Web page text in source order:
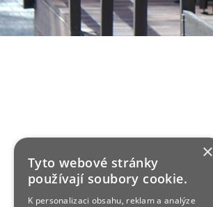
×
Tyto webové stránky
používají soubory cookie.
K personalizaci obsahu, reklam a analýze